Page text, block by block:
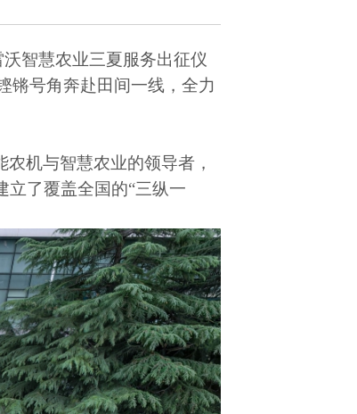
沃智慧农业三夏服务出征仪
锵号角奔赴田间一线，全力
机与智慧农业的领导者，
立了覆盖全国的“三纵一